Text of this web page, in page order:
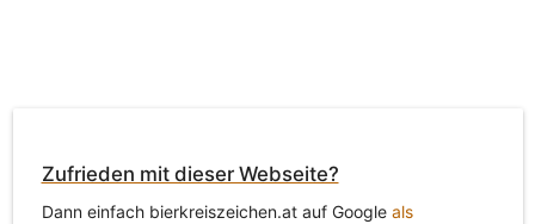
Zufrieden mit dieser Webseite?
Dann einfach bierkreiszeichen.at auf Google als